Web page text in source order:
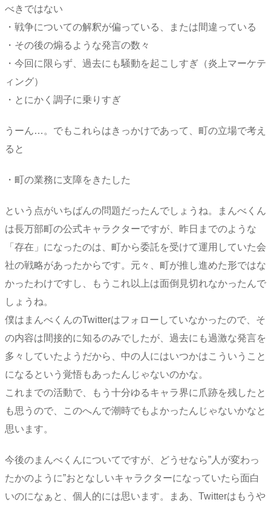
べきではない
・戦争についての解釈が偏っている、または間違っている
・その後の煽るような発言の数々
・今回に限らず、過去にも騒動を起こしすぎ（炎上マーケテ
ィング）
・とにかく調子に乗りすぎ
うーん…。でもこれらはきっかけであって、町の立場で考え
ると
・町の業務に支障をきたした
という点がいちばんの問題だったんでしょうね。まんべくん
は長万部町の公式キャラクターですが、昨日までのような
「存在」になったのは、町から委託を受けて運用していた会
社の戦略があったからです。元々、町が推し進めた形ではな
かったわけですし、もうこれ以上は面倒見切れなかったんで
しょうね。
僕はまんべくんのTwitterはフォローしていなかったので、そ
の内容は間接的に知るのみでしたが、過去にも過激な発言を
多々していたようだから、中の人にはいつかはこういうこと
になるという覚悟もあったんじゃないのかな。
これまでの活動で、もう十分ゆるキャラ界に爪跡を残したと
も思うので、このへんで潮時でもよかったんじゃないかなと
思います。
今後のまんべくんについてですが、どうせなら”人が変わっ
たかのように”おとなしいキャラクターになっていたら面白
いのになぁと、個人的には思います。まあ、Twitterはもうや